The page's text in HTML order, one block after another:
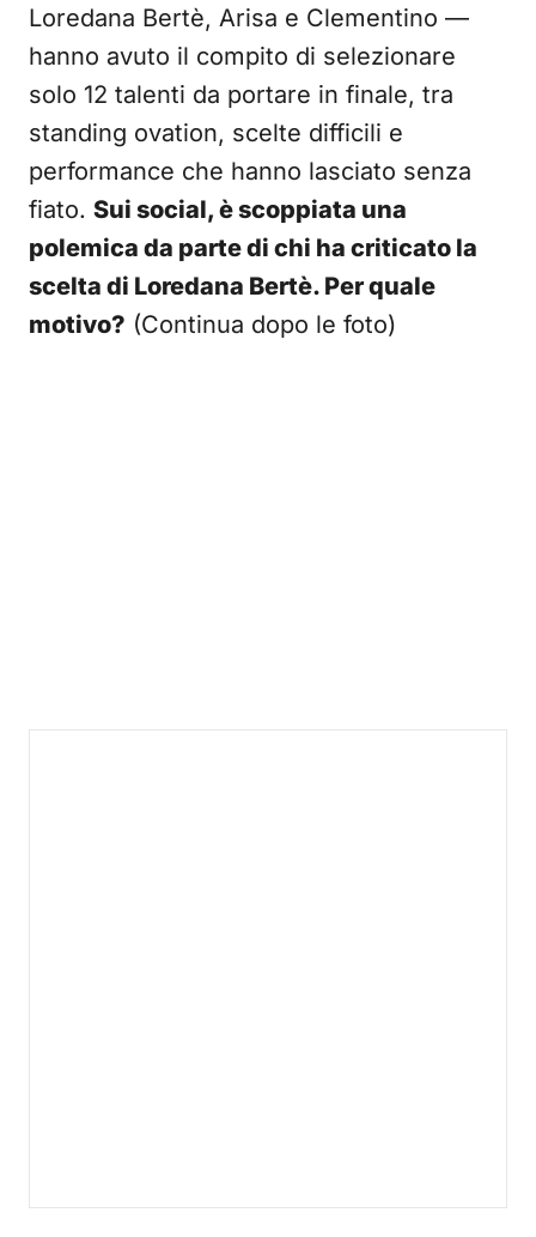
Loredana Bertè, Arisa e Clementino —
hanno avuto il compito di selezionare
solo 12 talenti da portare in finale, tra
standing ovation, scelte difficili e
performance che hanno lasciato senza
fiato. Sui social, è scoppiata una
polemica da parte di chi ha criticato la
scelta di Loredana Bertè. Per quale
motivo? (Continua dopo le foto)